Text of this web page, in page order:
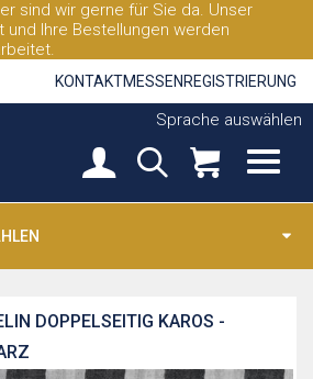
sind wir gerne für Sie da. Unser
Ihre Bestellungen werden
KONTAKTMESSEN REGISTRIERUNG
Sprache auswählen
DOPPELSEITIG KAROS -